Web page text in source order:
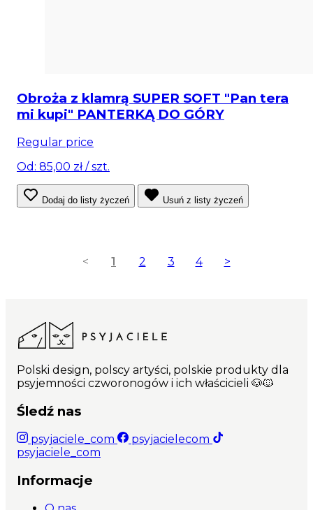
Obroża z klamrą SUPER SOFT "Pan tera
mi kupi" PANTERKĄ DO GÓRY
Regular price
Od: 85,00 zł/ szt.
Dodaj do listy życzeń Usuń z listy życzeń
< 1 2 3 4 >
Polski design, polscy artyści, polskie produkty dla
psyjemności czworonogów i ich właścicieli 🐶🐱
Śledź nas
psyjaciele_com
psyjacielecom
psyjaciele_com
Informacje